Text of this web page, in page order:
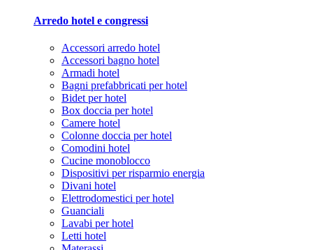
Arredo hotel e congressi
Accessori arredo hotel
Accessori bagno hotel
Armadi hotel
Bagni prefabbricati per hotel
Bidet per hotel
Box doccia per hotel
Camere hotel
Colonne doccia per hotel
Comodini hotel
Cucine monoblocco
Dispositivi per risparmio energia
Divani hotel
Elettrodomestici per hotel
Guanciali
Lavabi per hotel
Letti hotel